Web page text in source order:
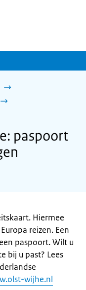
paspoort
Hiermee
reizen. Een
paspoort. Wilt u
bij u past? Lees
wijhe.nl